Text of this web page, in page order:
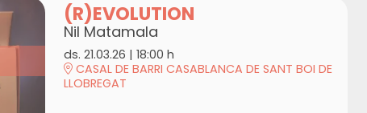
(R)EVOLUTION
Nil Matamala
ds. 21.03.26 | 18:00 h
CASAL DE BARRI CASABLANCA DE SANT BOI DE
LLOBREGAT